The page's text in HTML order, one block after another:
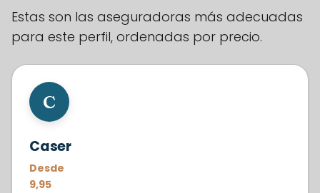
Estas son las aseguradoras más adecuadas
para este perfil, ordenadas por precio.
#1
C
Caser
Desde
9,95